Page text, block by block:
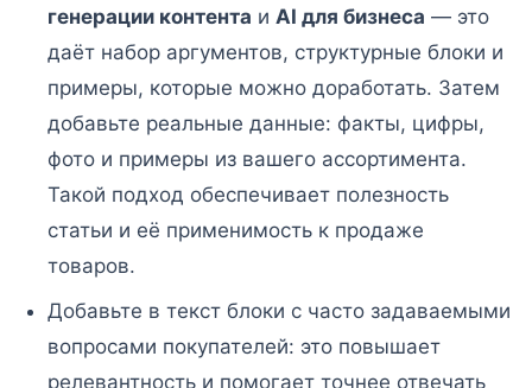
генерации контента и AI для бизнеса — это
даёт набор аргументов, структурные блоки и
примеры, которые можно доработать. Затем
добавьте реальные данные: факты, цифры,
фото и примеры из вашего ассортимента.
Такой подход обеспечивает полезность
статьи и её применимость к продаже
товаров.
Добавьте в текст блоки с часто задаваемыми
вопросами покупателей: это повышает
релевантность и помогает точнее отвечать